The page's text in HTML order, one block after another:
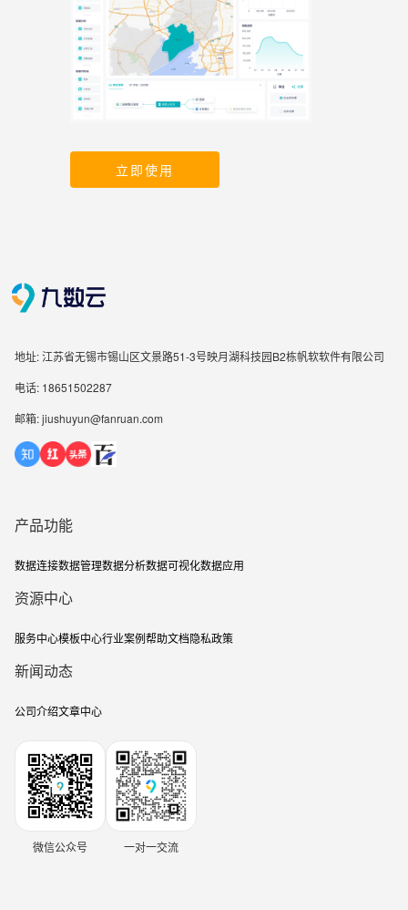
立即使用
地址: 江苏省无锡市锡山区文景路51-3号映月湖科技园B2栋帆软软件有限公司
电话: 18651502287
邮箱: jiushuyun@fanruan.com
产品功能
数据连接数据管理数据分析数据可视化数据应用
资源中心
服务中心模板中心行业案例帮助文档隐私政策
新闻动态
公司介绍文章中心
微信公众号 一对一交流